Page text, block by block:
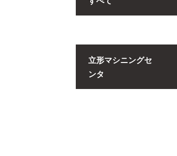
立形マシニングセ
ンタ